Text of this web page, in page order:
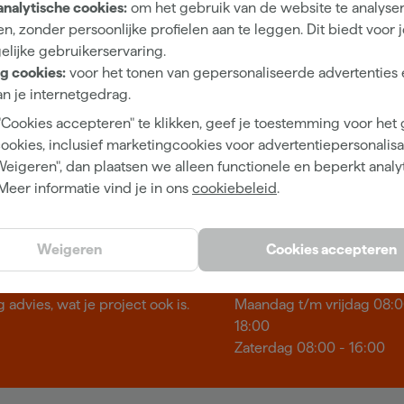
cookies: om het gebruik van de website te
zonder persoonlijke profielen aan te leggen. Dit biedt voor
gebruikerservaring.
cookies: voor het tonen van gepersonaliseerde advertenties
je internetgedrag.
accepteren" te klikken, geef je toestemming voor het
inclusief marketingcookies voor
dan plaatsen we alleen functionele en beperkt
informatie vind je in ons cookiebeleid.
Cookies accepteren
Weigeren
Nieuwsbrief
Inschrijven wekelijkse nieuwsbrief
Wij
Neem
van Nederland.
wat je project ook is.
Showroom in
Maandag t/m vrijdag
18:00
Zaterdag 08:00 - 16:00